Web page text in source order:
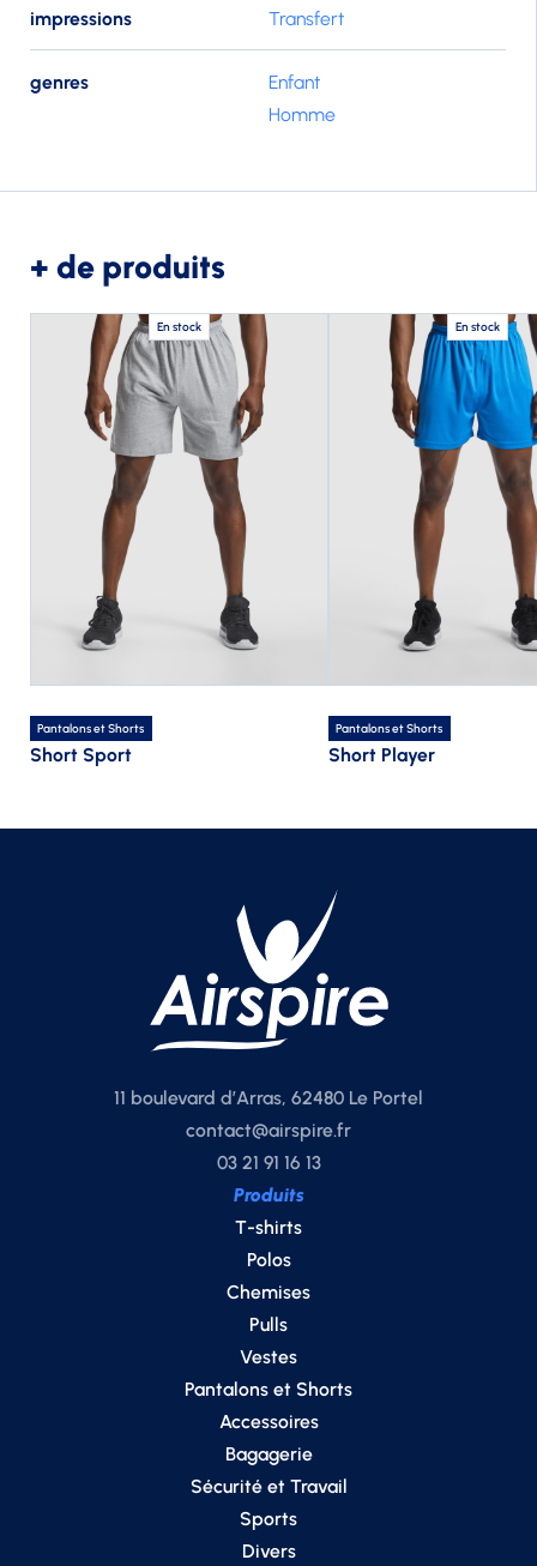
impressions Transfert
genres
Enfant
Homme
+ de produits
En stock
Pantalons et Shorts
Short Sport
En stock
Pantalons et Shorts
Short Player
11 boulevard d’Arras, 62480 Le Portel
contact@airspire.fr
03 21 91 16 13
Produits
T-shirts
Polos
Chemises
Pulls
Vestes
Pantalons et Shorts
Accessoires
Bagagerie
Sécurité et Travail
Sports
Divers